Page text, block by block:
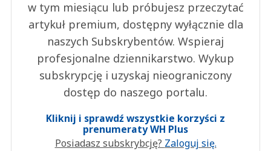
w tym miesiącu lub próbujesz przeczytać
artykuł premium, dostępny wyłącznie dla
naszych Subskrybentów. Wspieraj
profesjonalne dziennikarstwo. Wykup
subskrypcję i uzyskaj nieograniczony
dostęp do naszego portalu.
Kliknij i sprawdź wszystkie korzyści z
prenumeraty WH Plus
Posiadasz subskrybcję? Zaloguj się.